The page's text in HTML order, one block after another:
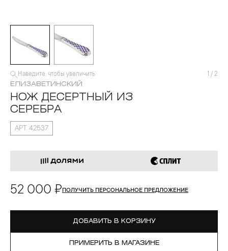
Наведите, чтобы увеличить 1 / 2
ЕЛИЗАВЕТИНСКИЙ
НОЖ ДЕСЕРТНЫЙ ИЗ
СЕРЕБРА
АРТ. 42537
52 000 ₽ ПОЛУЧИТЬ ПЕРСОНАЛЬНОЕ ПРЕДЛОЖЕНИЕ
ДОБАВИТЬ В КОРЗИНУ
ПРИМЕРИТЬ В МАГАЗИНЕ